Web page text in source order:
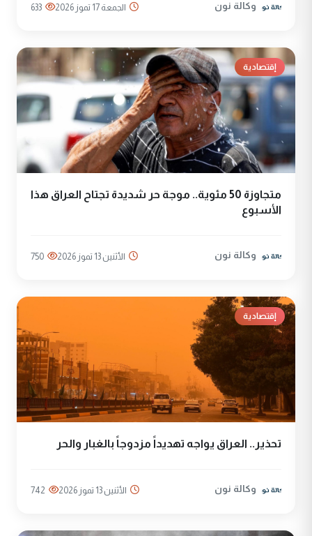
وكالة نون الجمعة 17 تموز 2026 633
إقتصادية
متجاوزة 50 مئوية.. موجة حر شديدة تجتاح العراق هذا
الأسبوع
وكالة نون الأثنين 13 تموز 2026 750
إقتصادية
تحذير.. العراق يواجه تهديداً مزدوجاً بالغبار والحر
وكالة نون الأثنين 13 تموز 2026 742